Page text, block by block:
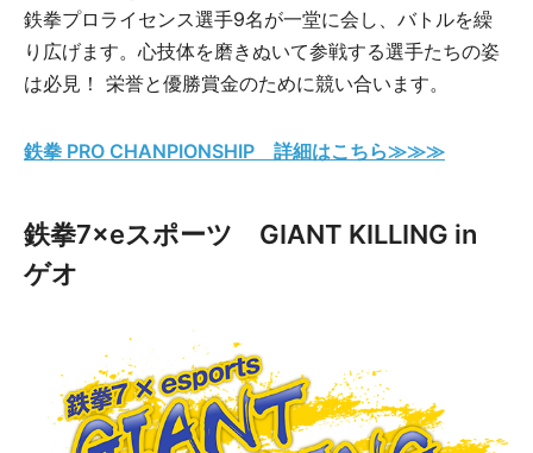
鉄拳プロライセンス選手9名が一堂に会し、バトルを繰
り広げます。心技体を磨きぬいて参戦する選手たちの姿
は必見！ 栄誉と優勝賞金のために競い合います。
鉄拳 PRO CHANPIONSHIP 詳細はこちら≫≫≫
鉄拳7×eスポーツ GIANT KILLING in
ゲオ